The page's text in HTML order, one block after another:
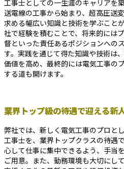
工事士としての一生涯のキャリアを
送電線の工事から始まり、超高圧送
求める幅広い知識と技術を学ぶこと
社で経験を積むことで、将来的には
督といった責任あるポジションへの
す。実践を通じて得た知識や技術は
価値を高め、最終的には電気工事の
する道も開けます。
業界トップ級の待遇で迎える新
弊社では、新しく電気工事のプロと
工事士を、業界トップクラスの待遇
心して仕事に集中できるよう、手当
ご用意。また、勤務環境も大切にし